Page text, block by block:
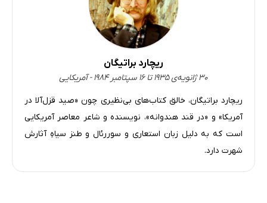
چهار زن و شوهر: یک تسلسل آمریکایی
بیدار شدن با صدای طبل
خداحافظ رُی اِرل، مواظب خودت باش
با شاخه‌ی زیتون بر سر و پرچم‌ها در
ثانیه!
ریچارد براتیگان
۳۰ ژانویه‌ی ۱۹۳۵ تا ۱۶ سپتامبر ۱۹۸۴ - آمریکایی
ریچارد براتیگان، خالق کتاب‌های بی‌نظیری چون «صید قزل‌آلا در
آمریکا» و «در قند هندوانه»، نویسنده و شاعر معاصر آمریکایی
است که به دلیل زبان استعاری و سوررئال و طنز سیاهِ آثارش
شهرت دارد.